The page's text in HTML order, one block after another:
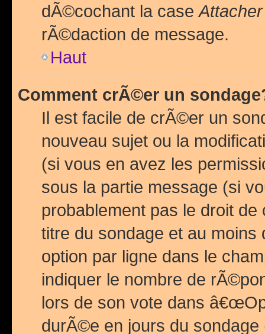
dÃ©cochant la case
rÃ©daction de message.
Haut
Comment crÃ©er un
Il est facile de crÃ©er un
nouveau sujet ou la
(si vous en avez les
sous la partie message (si
probablement pas le droit
titre du sondage et au
option par ligne dans le
indiquer le nombre de
lors de son vote dans
durÃ©e en jours du